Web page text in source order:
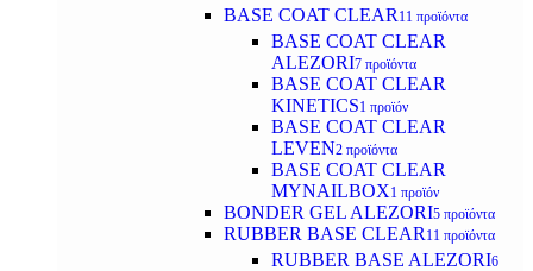
BASE COAT CLEAR 11 προϊόντα
BASE COAT CLEAR
ALEZORI7 προϊόντα
BASE COAT CLEAR
KINETICS1 προϊόν
BASE COAT CLEAR
LEVEN2 προϊόντα
BASE COAT CLEAR
MYNAILBOX1 προϊόν
BONDER GEL ALEZORI5 προϊόντα
RUBBER BASE CLEAR 11 προϊόντα
RUBBER BASE ALEZORI6